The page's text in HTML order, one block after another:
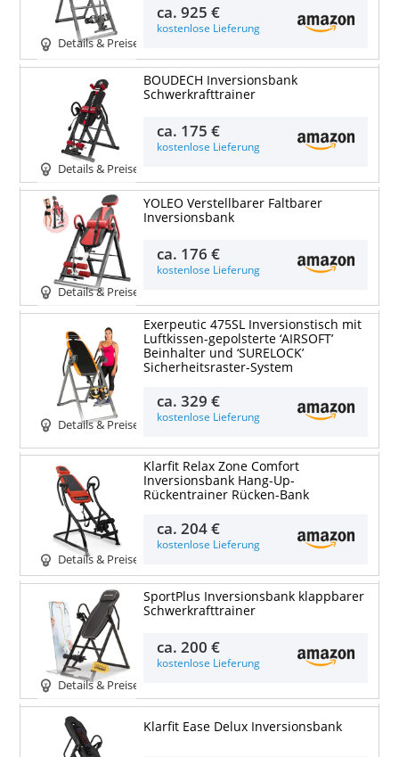
Details & Preise
ca.925 €
kostenlose Lieferung
Details & Preise
BOUDECH Inversionsbank
Schwerkrafttrainer
ca. 175 €
kostenlose Lieferung
Details & Preise
YOLEO Verstellbarer Faltbarer
Inversionsbank
ca. 176 €
kostenlose Lieferung
Details & Preise
Exerpeutic 475SL Inversionstisch mit
Luftkissen-gepolsterte ‘AIRSOFT’
Beinhalter und ‘SURELOCK’
Sicherheitsraster-System
ca.329 €
kostenlose Lieferung
Details & Preise
Klarfit Relax Zone Comfort
Inversionsbank Hang-Up-
Rückentrainer Rücken-Bank
ca.204 €
kostenlose Lieferung
Details & Preise
SportPlus Inversionsbank klappbarer
Schwerkrafttrainer
ca.200 €
kostenlose Lieferung
Klarfit Ease Delux Inversionsbank